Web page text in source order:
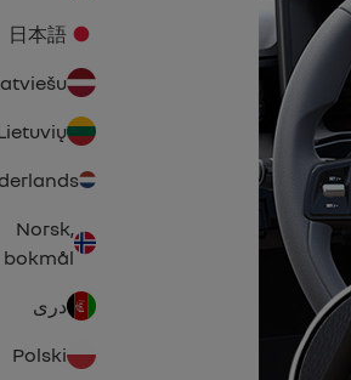
日本語
Norsk,
bokmål
دری
Polski